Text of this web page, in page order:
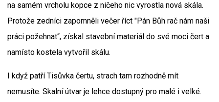
na samém vrcholu kopce z ničeho nic vyrostla nová skála.
Protože zedníci zapomněli večer říct "Pán Bůh rač nám naši
práci požehnat“, získal stavební materiál do své moci čert a
namísto kostela vytvořil skálu.
I když patří Tisůvka čertu, strach tam rozhodně mít
nemusíte. Skalní útvar je lehce dostupný pro malé i velké.